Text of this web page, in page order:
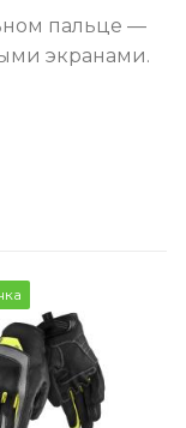
пальце —
экранами.